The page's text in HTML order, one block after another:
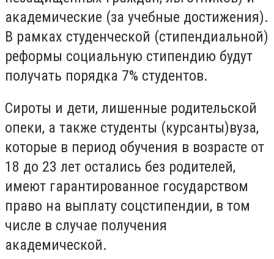
академические (за учебные достижения).
В рамках студенческой (стипендиальной)
реформы социальную стипендию будут
получать порядка 7% студентов.
Сироты и дети, лишенные родительской
опеки, а также студенты (курсанты)вуза,
которые в период обучения в возрасте от
18 до 23 лет остались без родителей,
имеют гарантированное государством
право на выплату соцстипендии, в том
числе в случае получения
академической.